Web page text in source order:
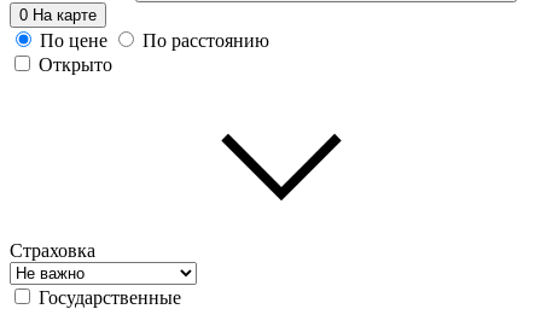
0 На карте
По цене
По расстоянию
Открыто
Страховка
Государственные